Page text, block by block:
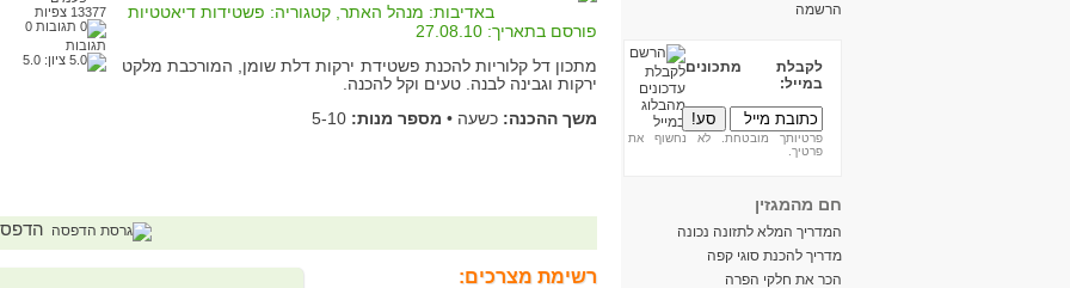
הרשמה
לקבלת מתכונים
במייל:
פרטיותך מובטחת. לא נחשוף את
פרטיך.
חם מהמגזין
המדריך המלא לתזונה נכונה
מדריך להכנת סוגי קפה
הכר את חלקי הפרה
13377 צפיות
תגובות
ציון: 5.0
באדיבות: מנהל האתר, קטגוריה: פשטידות דיאטטיות
פורסם בתאריך: 27.08.10
מתכון דל קלוריות להכנת פשטידת ירקות דלת שומן, המורכבת מלקט
ירקות וגבינה לבנה. טעים וקל להכנה.
משך ההכנה: כשעה • מספר מנות: 5-10
רשימת מצרכים: